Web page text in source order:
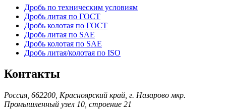
Дробь по техническим условиям
Дробь литая по ГОСТ
Дробь колотая по ГОСТ
Дробь литая по SAE
Дробь колотая по SAE
Дробь литая/колотая по ISO
Контакты
Россия, 662200, Красноярский край, г. Назарово мкр.
Промышленный узел 10, строение 21